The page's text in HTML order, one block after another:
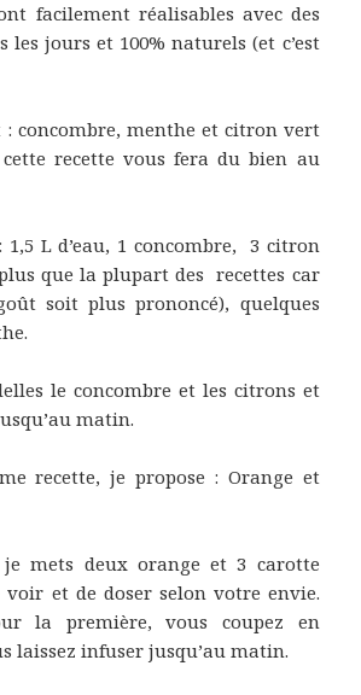
facilement réalisables avec des
les jours et 100% naturels (et c’est
: concombre, menthe et citron vert
recette vous fera du bien au
1,5 L d’eau, 1 concombre, 3 citron
que la plupart des recettes car
soit plus prononcé), quelques
le concombre et les citrons et
matin.
recette, je propose : Orange et
mets deux orange et 3 carotte
et de doser selon votre envie.
la première, vous coupez en
laissez infuser jusqu’au matin.